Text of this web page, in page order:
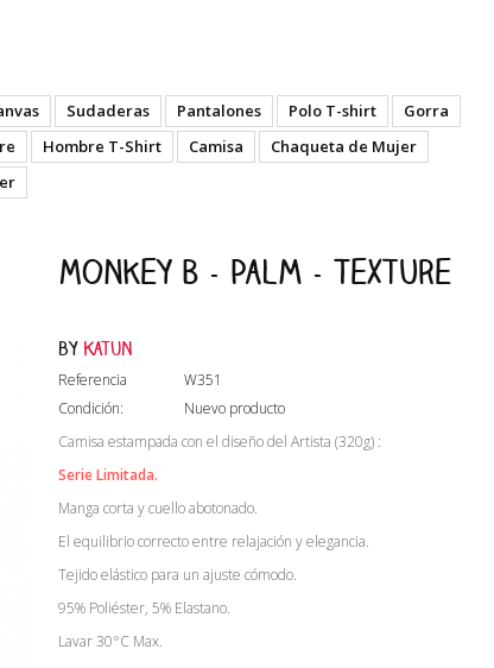
Sudaderas Pantalones Polo T-shirt
Gorra
Hombre T-Shirt Camisa
Chaqueta de Mujer
Monkey B - Palm - Texture
by Katun
Referencia
W351
Condición:
Nuevo producto
Camisa estampada con el diseño del Artista (320g) :
Serie Limitada.
Manga corta y cuello abotonado.
El equilibrio correcto entre relajación y elegancia.
Tejido elástico para un ajuste cómodo.
95% Poliéster, 5% Elastano.
Lavar 30°C Max.